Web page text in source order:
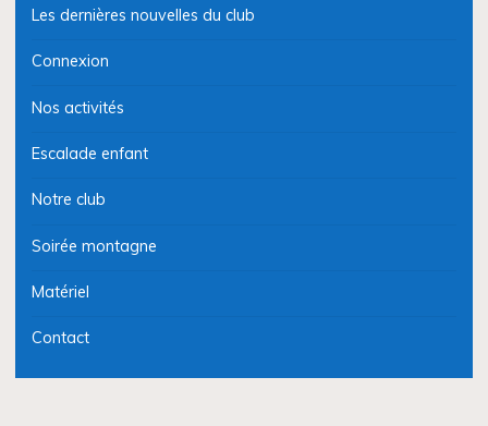
Les dernières nouvelles du club
Connexion
Nos activités
Escalade enfant
Notre club
Soirée montagne
Matériel
Contact